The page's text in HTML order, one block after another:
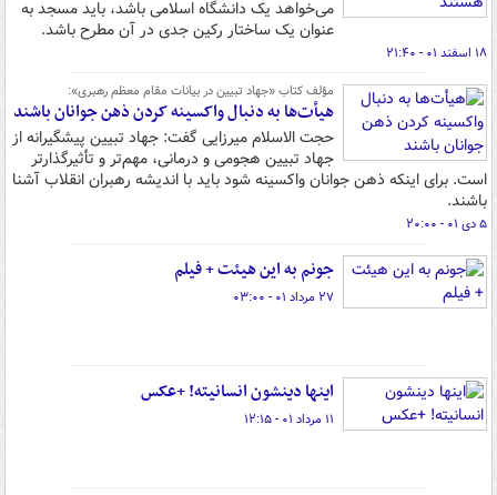
می‌خواهد یک دانشگاه اسلامی باشد، باید مسجد به
عنوان یک ساختار رکین جدی در آن مطرح باشد.
۱۸ اسفند ۰۱ - ۲۱:۴۰
مؤلف کتاب «جهاد تبیین در بیانات مقام معظم رهبری»:
هیأت‌ها به دنبال واکسینه کردن ذهن جوانان باشند
حجت الاسلام میرزایی گفت: جهاد تبیین پیشگیرانه از
جهاد تبیین هجومی و درمانی، مهم‌تر و تأثیرگذارتر
است. برای اینکه ذهن جوانان واکسینه شود باید با اندیشه رهبران انقلاب آشنا
باشند.
۵ دی ۰۱ - ۲۰:۰۰
جونم به این هیئت + فیلم
۲۷ مرداد ۰۱ - ۰۳:۰۰
اینها دینشون انسانیته! +عکس
۱۱ مرداد ۰۱ - ۱۲:۱۵